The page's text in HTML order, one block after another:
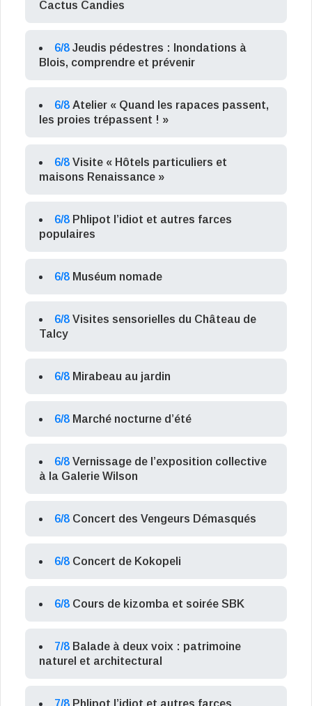
Cactus Candies
6/8 Jeudis pédestres : Inondations à
Blois, comprendre et prévenir
6/8 Atelier « Quand les rapaces passent,
les proies trépassent ! »
6/8 Visite « Hôtels particuliers et
maisons Renaissance »
6/8 Phlipot l’idiot et autres farces
populaires
6/8 Muséum nomade
6/8 Visites sensorielles du Château de
Talcy
6/8 Mirabeau au jardin
6/8 Marché nocturne d’été
6/8 Vernissage de l’exposition collective
à la Galerie Wilson
6/8 Concert des Vengeurs Démasqués
6/8 Concert de Kokopeli
6/8 Cours de kizomba et soirée SBK
7/8 Balade à deux voix : patrimoine
naturel et architectural
7/8 Phlipot l’idiot et autres farces